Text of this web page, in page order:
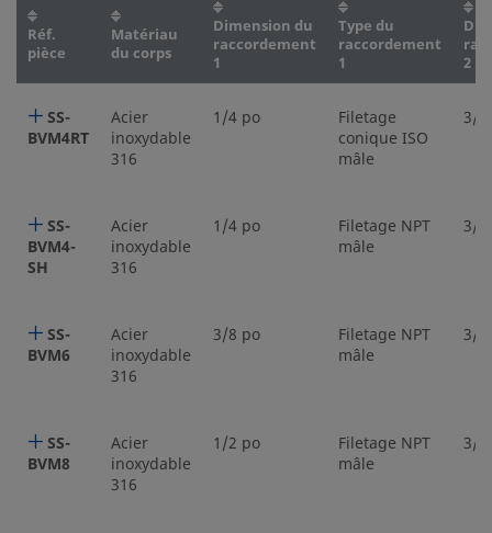
Réf.
pièce
Matériau
du corps
Dimension du
raccordement
1
Type du
raccordement
1
2
SS-
BVM4RT
Acier
inoxydable
316
1/4 po
Filetage
conique ISO
mâle
3/
SS-
BVM4-
SH
Acier
inoxydable
316
1/4 po
Filetage NPT
mâle
3/
SS-
BVM6
Acier
inoxydable
316
3/8 po
Filetage NPT
mâle
3/
SS-
BVM8
Acier
inoxydable
316
1/2 po
Filetage NPT
mâle
3/